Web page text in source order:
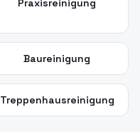
Praxisreinigung
Baureinigung
Treppenhausreinigung